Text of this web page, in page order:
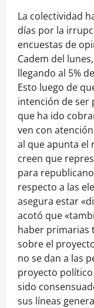
La colectividad
días por la
encuestas de
Cadem del
llegando al 5%
Esto luego de
intención de ser
que ha ido
ven con
al que apunta el
creen que
para
respecto a las
asegura estar
acotó que
haber primarias
sobre el
no se dan a las
proyecto
sido
sus líneas